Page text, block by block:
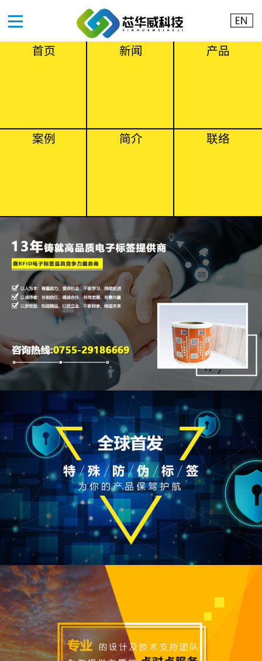
首页 新闻 产品
案例 简介 联络